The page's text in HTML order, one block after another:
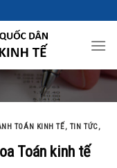
TOÁN KINH TẾ, TIN TỨC,
Toán kinh tế